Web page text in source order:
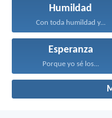
Humildad
Con toda humildad y...
Esperanza
Porque yo sé los...